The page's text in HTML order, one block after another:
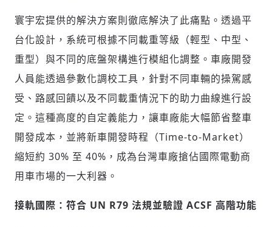
寰宇宏提供的解決方案則徹底解決了此痛點。透過平
台化設計，系統可根據不同載重等級（輕型、中型、
重型）與不同的底盤架構進行模組化調整。車廠開發
人員能透過參數化調校工具，針對不同車輛的操駕感
受、路感回饋以及不同載重情況下的助力曲線進行設
定。這種高度的自定義能力，讓車廠能大幅節省整車
開發成本，並將新車開發時程（Time-to-Market）
縮短約 30% 至 40%，成為台灣車廠搶佔國際電動商
用車市場的一大利器。
接軌國際：符合 UN R79 法規並驗證 ACSF 高階功能